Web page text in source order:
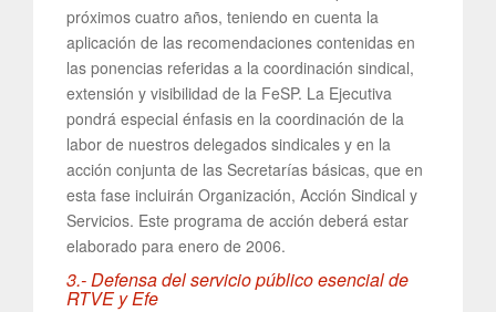
próximos cuatro años, teniendo en cuenta la
aplicación de las recomendaciones contenidas en
las ponencias referidas a la coordinación sindical,
extensión y visibilidad de la FeSP. La Ejecutiva
pondrá especial énfasis en la coordinación de la
labor de nuestros delegados sindicales y en la
acción conjunta de las Secretarías básicas, que en
esta fase incluirán Organización, Acción Sindical y
Servicios. Este programa de acción deberá estar
elaborado para enero de 2006.
3.- Defensa del servicio público esencial de
RTVE y Efe